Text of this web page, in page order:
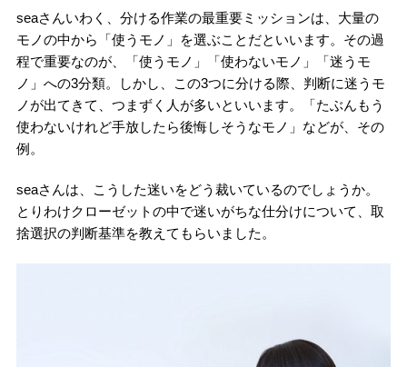
seaさんいわく、分ける作業の最重要ミッションは、大量の
モノの中から「使うモノ」を選ぶことだといいます。その過
程で重要なのが、「使うモノ」「使わないモノ」「迷うモ
ノ」への3分類。しかし、この3つに分ける際、判断に迷うモ
ノが出てきて、つまずく人が多いといいます。「たぶんもう
使わないけれど手放したら後悔しそうなモノ」などが、その
例。
seaさんは、こうした迷いをどう裁いているのでしょうか。
とりわけクローゼットの中で迷いがちな仕分けについて、取
捨選択の判断基準を教えてもらいました。